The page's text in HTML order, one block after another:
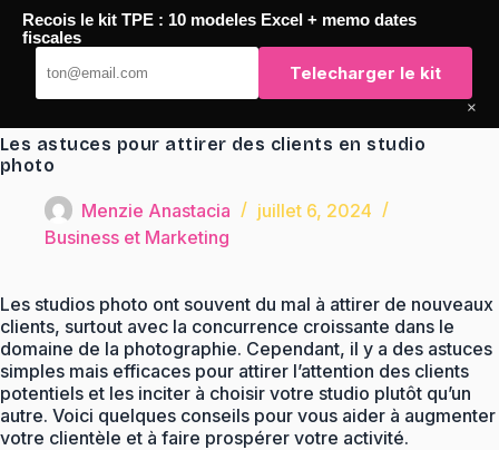
Passer
contenu
TaqTaq
Les astuces pour attirer des clients en studio
photo
Menzie Anastacia
juillet 6, 2024
Business et Marketing
Les studios photo ont souvent du mal à attirer de nouveaux
clients, surtout avec la concurrence croissante dans le
domaine de la photographie. Cependant, il y a des astuces
simples mais efficaces pour attirer l’attention des clients
potentiels et les inciter à choisir votre studio plutôt qu’un
autre. Voici quelques conseils pour vous aider à augmenter
votre clientèle et à faire prospérer votre activité.
Recois le kit TPE : 10 modeles Excel + memo dates
fiscales
Telecharger le kit
×